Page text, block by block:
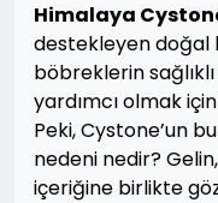
Himalaya
destekleyen doğal
böbreklerin
yardımcı olmak
Peki, Cystone’un
nedeni nedir?
içeriğine birlikte